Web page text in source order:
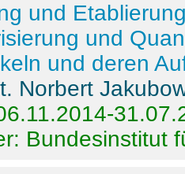
und
und
und deren
Norbert
Bundesinstitut